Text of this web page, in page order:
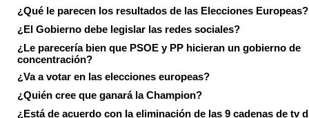
¿Qué le parecen los resultados de las Elecciones Europeas?
¿El Gobierno debe legislar las redes sociales?
¿Le parecería bien que PSOE y PP hicieran un gobierno de
concentración?
¿Va a votar en las elecciones europeas?
¿Quién cree que ganará la Champion?
¿Está de acuerdo con la eliminación de las 9 cadenas de tv